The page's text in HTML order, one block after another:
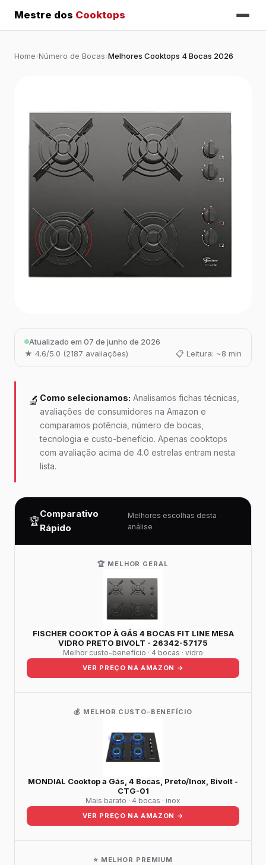
Mestre dos Cooktops
Home›Número de Bocas›Melhores Cooktops 4 Bocas 2026
Atualizado em 07 de junho de 2026
★ 4.6/5.0 (2187 avaliações)
📋 Leitura: ~8 min
🔬 Como selecionamos: Analisamos fichas técnicas,
avaliações de consumidores na Amazon e
comparamos potência, número de bocas,
tecnologia e custo-benefício. Apenas cooktops
com avaliação acima de 4.0 estrelas entram nesta
lista.
🏆
Comparativo
Rápido
Melhores escolhas desta
análise
🏆 MELHOR GERAL
FISCHER COOKTOP À GÁS 4 BOCAS FIT LINE MESA
VIDRO PRETO BIVOLT - 26342-57175
Melhor custo-benefício · 4 bocas · vidro
VER PREÇO NA AMAZON →
💰 MELHOR CUSTO-BENEFÍCIO
MONDIAL Cooktop a Gás, 4 Bocas, Preto/Inox, Bivolt -
CTG-01
Mais barato · 4 bocas · inox
VER PREÇO NA AMAZON →
⭐ MELHOR PREMIUM